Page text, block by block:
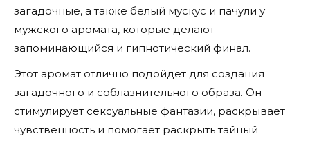
загадочные, а также белый мускус и пачули у
мужского аромата, которые делают
запоминающийся и гипнотический финал.
Этот аромат отлично подойдет для создания
загадочного и соблазнительного образа. Он
стимулирует сексуальные фантазии, раскрывает
чувственность и помогает раскрыть тайный